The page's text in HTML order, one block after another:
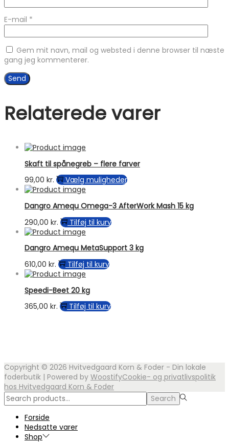
E-mail *
Gem mit navn, mail og websted i denne browser til næste
gang jeg kommenterer.
Relaterede varer
Skaft til spånegreb – flere farver
99,00 kr. Vælg mulighederDette
flere
vælges
Dangro Amequ Omega-3 AfterWork Mash 15 kg
290,00 kr. Tilføj til kurv
Dangro Amequ MetaSupport 3 kg
610,00 kr. Tilføj til kurv
Speedi-Beet 20 kg
365,00 kr. Tilføj til kurv
Copyright © 2026 Hvitvedgaard Korn & Foder - Din lokale
foderbutik | Powered by WoostifyCookie- og privatlivspolitik
hos Hvitvedgaard Korn & Foder
Search
for:>
Search
Forside
Nedsatte varer
Shop